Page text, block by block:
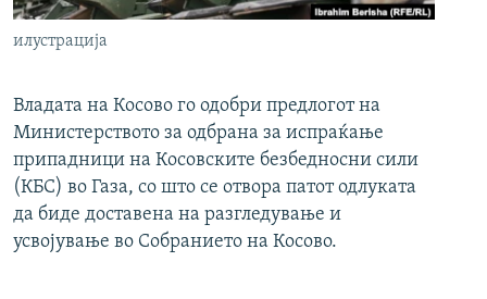
илустрација
Владата на Косово го одобри предлогот на
Министерството за одбрана за испраќање
припадници на Косовските безбедносни сили
(КБС) во Газа, со што се отвора патот одлуката
да биде доставена на разгледување и
усвојување во Собранието на Косово.